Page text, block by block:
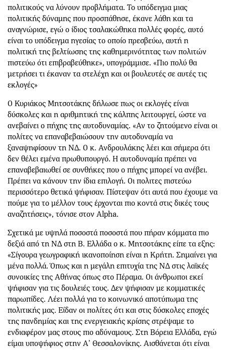
πολιτικούς να λύνουν προβλήματα. Το υπόδειγμα μιας
πολιτικής δύναμης που προσπάθησε, έκανε λάθη και τα
αναγνώρισε, εγώ ο ίδιος τσαλακώθηκα πολλές φορές, αυτό
είναι το υπόδειγμα ηγεσίας το οποίο πρεσβεύω, αυτή η
πολιτική της βελτίωσης της καθημερινότητας των πολιτών
πιστεύω ότι επιβραβεύθηκε», υπογράμμισε. «Πιο πολύ θα
μετρήσει τι έκαναν τα στελέχη και οι βουλευτές σε αυτές τις
εκλογές»
Ο Κυριάκος Μητσοτάκης δήλωσε πως οι εκλογές είναι
δύσκολες και η αριθμητική της κάλπης λειτουργεί, ώστε να
ανεβαίνει ο πήχης της αυτοδυναμίας. «Αν το ζητούμενο είναι οι
πολίτες να επαναβεβαιώσουν την αυτοδυναμία να
ξαναψηφίσουν τη ΝΔ. Ο κ. Ανδρουλάκης λέει και σήμερα ότι
δεν θέλει εμένα πρωθυπουργό. Η αυτοδυναμία πρέπει να
επαναβεβαιωθεί σε συνθήκες που ο πήχης μπορεί να ανέβει.
Πρέπει να κάνουν την ίδια επιλογή. Οι πολιτες πιστεύω
περισσότερο θετικά ψήφισαν. Πίστεψαν ότι αυτά που έχουμε να
πούμε για το μέλλον τους έρχονται πιο κοντά στις δικές τους
αναζητήσεις», τόνισε στον Alpha.
Σχετικά με υψηλά ποσοστά ποσοστά που πήραν κόμματα πιο
δεξιά από τη ΝΔ στη Β. Ελλάδα ο κ. Μητσοτάκης είπε τα εξης:
«Σίγουρα γεωγραφική ικανοποίηση είναι η Κρήτη. Σημαίνει για
μένα πολλά. Όπως και η μεγάλη επιτυχία της ΝΔ στις λαϊκές
συνοικίες της Αθήνας όπως στο Πέραμα. Οι άνθρωποι εκεί
ψήφισαν για τις δουλειές τους. Δεν ψήφισαν με κομματικές
παρωπίδες. Λέει πολλά για το κοινωνικό αποτύπωμα της
πολιτικής μας. Είδαν οι πολίτες ότι και στις δύσκολες εποχές
της πανδημίας και της ενεργειακής κρίσης στρέψαμε το
ενδιαφέρον μας στους πιο αδύναμους. Στη Βόρεια Ελλάδα, εγώ
είμαι υποψήφιος στην Α’ Θεσσαλονίκης. Αισθάνεται ότι είναι